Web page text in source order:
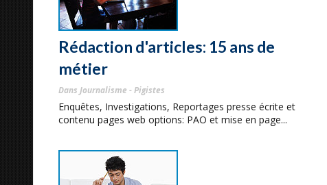
Rédaction d'articles: 15 ans de
métier
Dans Journalisme - Pigistes
Enquêtes, Investigations, Reportages presse écrite et
contenu pages web options: PAO et mise en page...